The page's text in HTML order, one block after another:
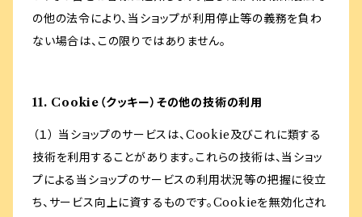
の他の法令により、当ショップが利用停止等の義務を負わ
ない場合は、この限りではありません。
11. Cookie（クッキー）その他の技術の利用
（１） 当ショップのサービスは、Cookie及びこれに類する
技術を利用することがあります。これらの技術は、当ショッ
プによる当ショップのサービスの利用状況等の把握に役立
ち、サービス向上に資するものです。Cookieを無効化され